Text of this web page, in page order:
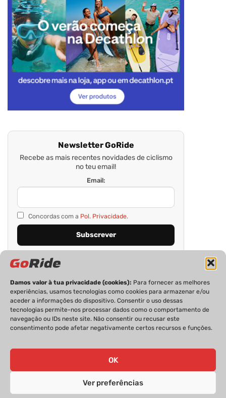
Damos valor à tua privacidade (cookies): Para fornecer as melhores
experiências, usamos tecnologias como cookies para armazenar e/ou
aceder a informações do dispositivo. Consentir o uso dessas
tecnologias permite-nos processar dados como o comportamento de
navegação ou IDs neste site. Não consentir ou recusar este
consentimento pode afetar negativamente certos recursos e funções.
OK
Ver preferências
Newsletter GoRide
Recebe as mais recentes novidades de ciclismo
no teu email!
Email:
Concordas com a Pol. Privacidade.
PRIVACIDADE FICHA TÉCNICA
ESTATUTO EDITORIAL
GoRide 2026 | Todos os direitos reservados.